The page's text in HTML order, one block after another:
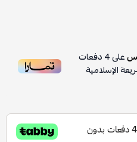
على4دفعات
الإسلامية